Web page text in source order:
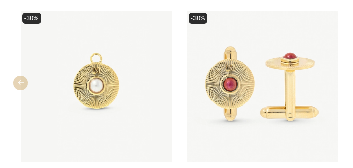
-30% -30%